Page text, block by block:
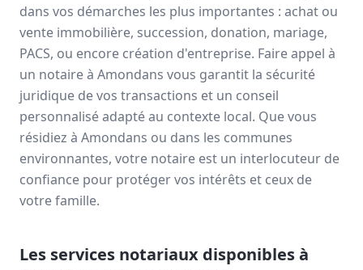
dans vos démarches les plus importantes : achat ou
vente immobilière, succession, donation, mariage,
PACS, ou encore création d'entreprise. Faire appel à
un notaire à Amondans vous garantit la sécurité
juridique de vos transactions et un conseil
personnalisé adapté au contexte local. Que vous
résidiez à Amondans ou dans les communes
environnantes, votre notaire est un interlocuteur de
confiance pour protéger vos intérêts et ceux de
votre famille.
Les services notariaux disponibles à